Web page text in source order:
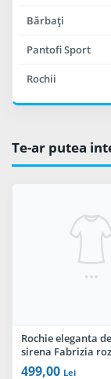
Bărbaţi
Pantofi Sport
Rochii
Te-ar putea
Rochie eleganta
sirena Fabrizia
3D brodate
499,00 Lei